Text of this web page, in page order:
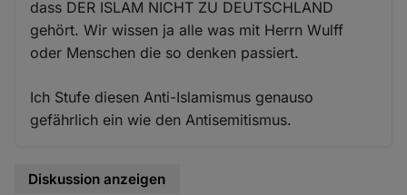
dass DER ISLAM NICHT ZU DEUTSCHLAND
gehört. Wir wissen ja alle was mit Herrn Wulff
oder Menschen die so denken passiert.
Ich Stufe diesen Anti-Islamismus genauso
gefährlich ein wie den Antisemitismus.
Diskussion anzeigen